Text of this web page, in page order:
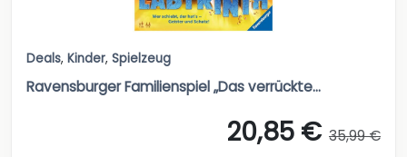
Deals, Kinder, Spielzeug
Ravensburger Familienspiel „Das verrückte...
20,85 € 35,99 €